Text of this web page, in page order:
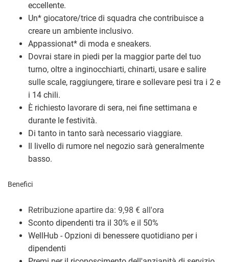
eccellente.
Un* giocatore/trice di squadra che contribuisce a
creare un ambiente inclusivo.
Appassionat* di moda e sneakers.
Dovrai stare in piedi per la maggior parte del tuo
turno, oltre a inginocchiarti, chinarti, usare e salire
sulle scale, raggiungere, tirare e sollevare pesi tra i 2 e
i 14 chili.
È richiesto lavorare di sera, nei fine settimana e
durante le festività.
Di tanto in tanto sarà necessario viaggiare.
Il livello di rumore nel negozio sarà generalmente
basso.
Benefici
Retribuzione apartire da: 9,98 € all'ora
Sconto dipendenti tra il 30% e il 50%
WellHub - Opzioni di benessere quotidiano per i
dipendenti